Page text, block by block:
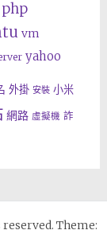
php
vm
yahoo
外掛 安裝 小米
網路 虛擬機 詐
Theme: